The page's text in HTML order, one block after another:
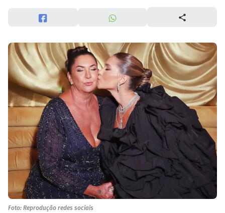
Foto: Reprodução redes sociais